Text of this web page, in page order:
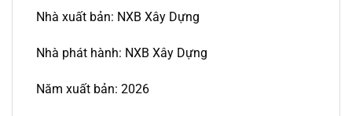
Nhà xuất bản: NXB Xây Dựng
Nhà phát hành: NXB Xây Dựng
Năm xuất bản: 2026